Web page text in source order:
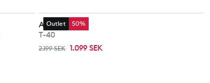
Outlet 50%
Alpina
T-40
2.199 SEK 1.099 SEK